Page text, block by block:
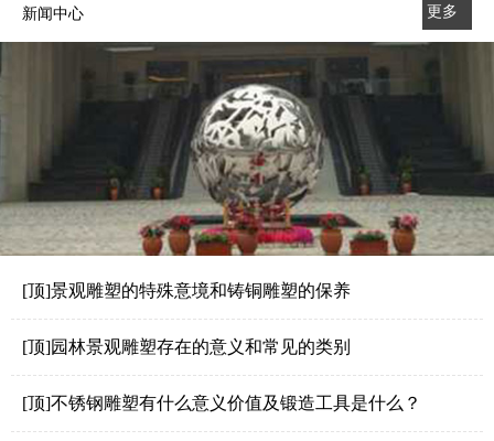
新闻中心
更多
>>
[顶]景观雕塑的特殊意境和铸铜雕塑的保养
[顶]园林景观雕塑存在的意义和常见的类别
[顶]不锈钢雕塑有什么意义价值及锻造工具是什么？